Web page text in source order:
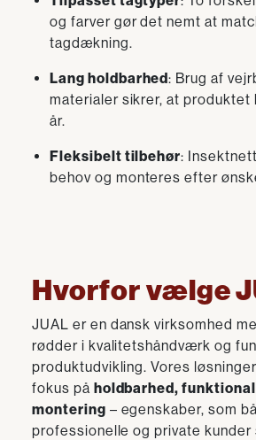
og farver gør det nemt at
tagdækning.
Lang holdbarhed: Brug af
materialer sikrer, at produktet
år.
Fleksibelt tilbehør:
behov og monteres efter
Hvorfor vælge
JUAL er en dansk virksomhed
rødder i kvalitetshåndværk og
produktudvikling. Vores
fokus på holdbarhed,
montering – egenskaber, som
professionelle og private